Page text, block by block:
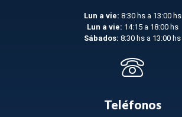
Lun a vie: 8:30 hs a 13:00 hs
Lun a vie: 14:15 a 18:00 hs
Sábados: 8:30 hs a 13:00 hs
Teléfonos